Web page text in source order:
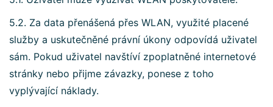
5.2. Za data přenášená přes WLAN, využité placené
služby a uskutečněné právní úkony odpovídá uživatel
sám. Pokud uživatel navštíví zpoplatněné internetové
stránky nebo přijme závazky, ponese z toho
vyplývající náklady.